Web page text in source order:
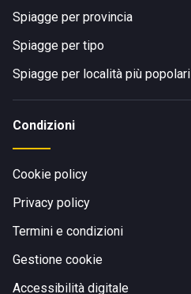
Spiagge per provincia
Spiagge per tipo
Spiagge per località più popolari
Condizioni
Cookie policy
Privacy policy
Termini e condizioni
Gestione cookie
Accessibilità digitale